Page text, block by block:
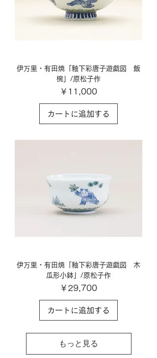
伊万里・有田焼「釉下彩唐子遊戯図 飯
椀」/原松子作
価格
￥11,000
カートに追加する
伊万里・有田焼「釉下彩唐子遊戯図 木
瓜形小鉢」/原松子作
価格
￥29,700
カートに追加する
もっと見る